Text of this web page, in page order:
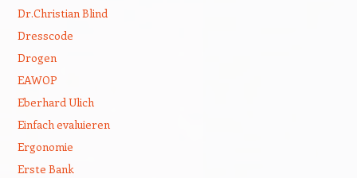
Dr.Christian Blind
Dresscode
Drogen
EAWOP
Eberhard Ulich
Einfach evaluieren
Ergonomie
Erste Bank